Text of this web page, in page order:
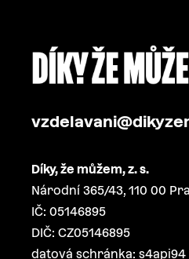
Díky, že můžem, z. s.
Národní 365/43, 110 00
IČ: 05146895
DIČ: CZ05146895
datová schránka: s4api94